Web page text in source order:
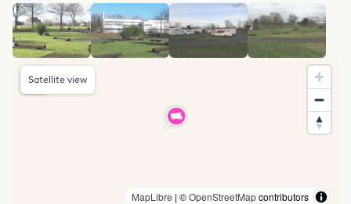
MapLibre | ©OpenStreetMapcontributors
Satellite view